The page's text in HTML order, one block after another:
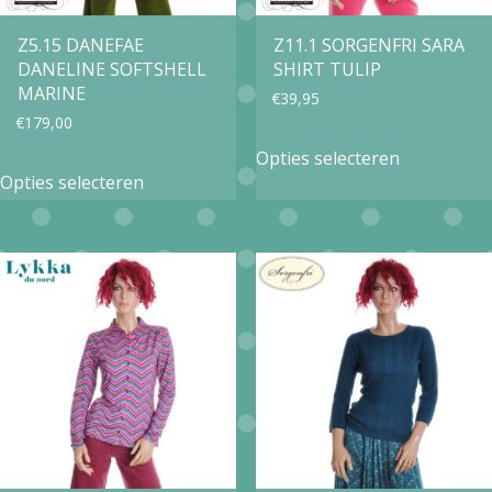
worden
de
productpagina
worden
op
Z5.15 DANEFAE
DANELINE SOFTSHELL
MARINE
€179,00
Opties selecteren
meerdere
variaties.
Deze
optie
kan
gekozen
worden
Z11.1 SORGENFRI SARA
SHIRT TULIP
€39,95
Opties selecteren
meerdere
variaties.
Deze
optie
kan
gekozen
worden